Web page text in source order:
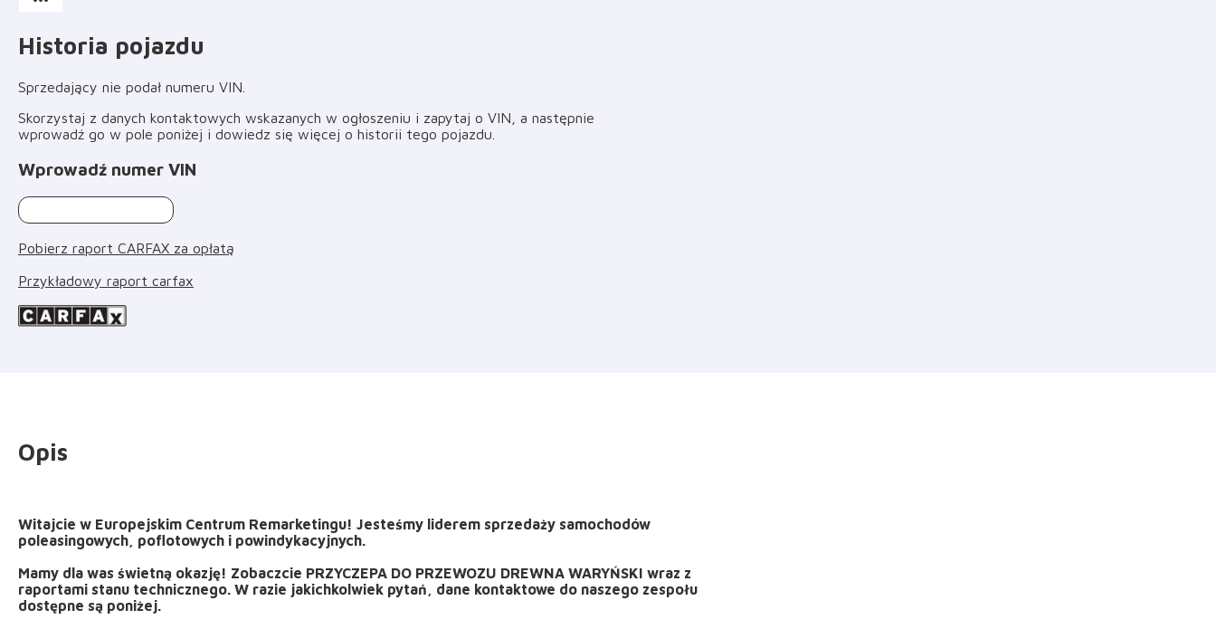
Historia pojazdu
Sprzedający nie podał numeru VIN
Skorzystaj z danych kontaktowych wskazanych w ogłoszeniu i zapytaj o VIN, a następnie
wprowadź go w pole poniżej i dowiedz się więcej o historii tego pojazdu
Wprowadź numer VIN
Pobierz raport CARFAX za opłatą
Przykładowy raport carfax
Opis
Witajcie w Europejskim Centrum Remarketingu! Jesteśmy liderem sprzedaży samochodów
poleasingowych, poflotowych i powindykacyjnych.
Mamy dla was świetną okazję! Zobaczcie PRZYCZEPA DO PRZEWOZU DREWNA WARYŃSKI wraz z
raportami stanu technicznego. W razie jakichkolwiek pytań, dane kontaktowe do naszego zespołu
dostępne są poniżej.